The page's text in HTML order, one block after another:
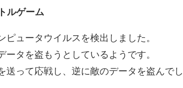
ルゲーム
ュータウイルスを検出しました。
タを盗もうとしているようです。
送って応戦し、逆に敵のデータを盗んで